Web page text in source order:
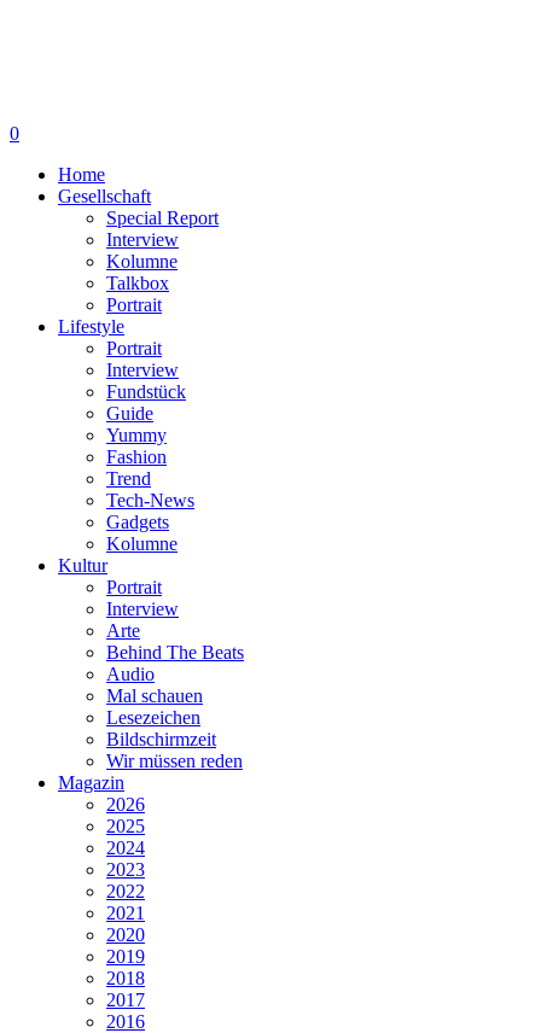
0
Home
Gesellschaft
Special Report
Interview
Kolumne
Talkbox
Portrait
Lifestyle
Portrait
Interview
Fundstück
Guide
Yummy
Fashion
Trend
Tech-News
Gadgets
Kolumne
Kultur
Portrait
Interview
Arte
Behind The Beats
Audio
Mal schauen
Lesezeichen
Bildschirmzeit
Wir müssen reden
Magazin
2026
2025
2024
2023
2022
2021
2020
2019
2018
2017
2016